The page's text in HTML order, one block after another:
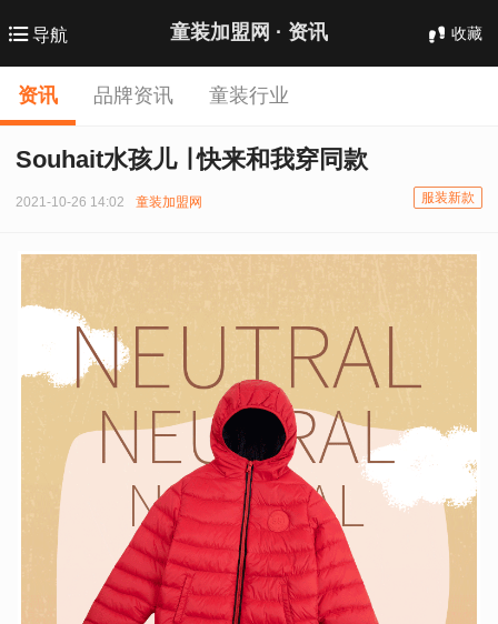
导航 童装加盟网 · 资讯 收藏
资讯 品牌资讯 童装行业
Souhait水孩儿 ∣ 快来和我穿同款
2021-10-26 14:02 童装加盟网 服装新款